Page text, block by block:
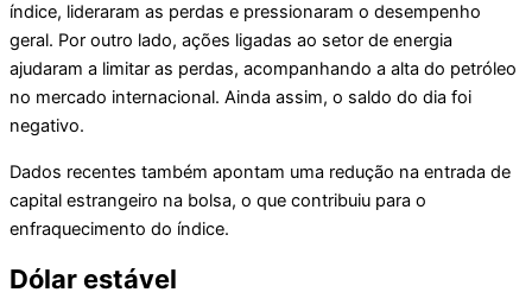
índice, lideraram as perdas e pressionaram o desempenho
geral. Por outro lado, ações ligadas ao setor de energia
ajudaram a limitar as perdas, acompanhando a alta do petróleo
no mercado internacional. Ainda assim, o saldo do dia foi
negativo.
Dados recentes também apontam uma redução na entrada de
capital estrangeiro na bolsa, o que contribuiu para o
enfraquecimento do índice.
Dólar estável